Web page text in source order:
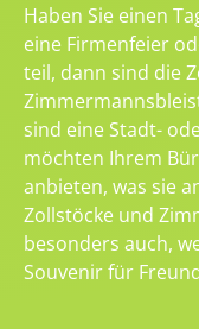
Haben Sie einen
eine Firmenfeier
teil, dann sind die
sind eine Stadt-
möchten Ihrem
anbieten, was sie
Zollstöcke und
besonders auch,
Souvenir für